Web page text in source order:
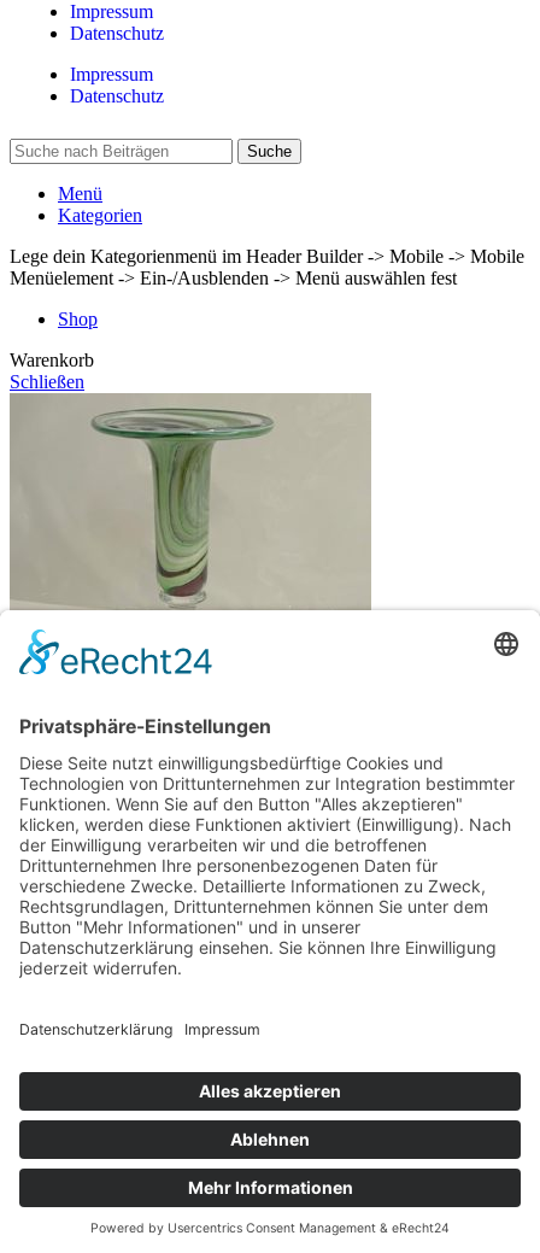
Impressum
Datenschutz
Impressum
Datenschutz
Suche
Menü
Kategorien
Lege dein Kategorienmenü im Header Builder -> Mobile -> Mobile
Menüelement -> Ein-/Ausblenden -> Menü auswählen fest
Shop
Warenkorb
Schließen
Kerzenständer grün bunt für Spitzkerzen Höhe ca. 12 cm
mundgeblasen Smeralda
35,90 €12,00
Vorrätig
In den Warenkorb
Zur Wunschliste hinzufügen
Kostenloser Versand ab 75,- €